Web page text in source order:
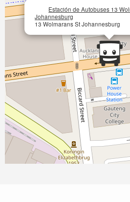
Estación de Autobuses 13
Johannesburg
13 Wolmarans St Johannesburg